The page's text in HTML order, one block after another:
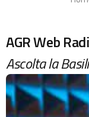
AGR Web
Ascolta la